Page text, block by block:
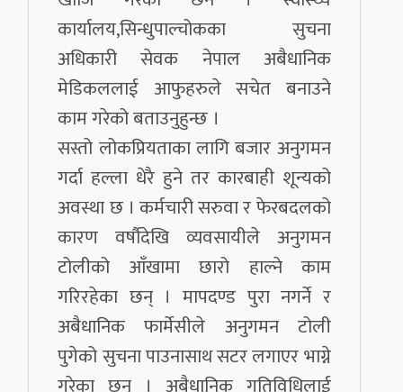
कार्यालय,सिन्धुपाल्चोकका सुचना
अधिकारी सेवक नेपाल अबैधानिक
मेडिकललाई आफुहरुले सचेत बनाउने
काम गरेको बताउनुहुन्छ ।
सस्तो लोकप्रियताका लागि बजार अनुगमन
गर्दा हल्ला धेरै हुने तर कारबाही शून्यको
अवस्था छ । कर्मचारी सरुवा र फेरबदलको
कारण वर्षौदेखि व्यवसायीले अनुगमन
टोलीको आँखामा छारो हाल्ने काम
गरिरहेका छन् । मापदण्ड पुरा नगर्ने र
अबैधानिक फार्मेसीले अनुगमन टोली
पुगेको सुचना पाउनासाथ सटर लगाएर भाग्ने